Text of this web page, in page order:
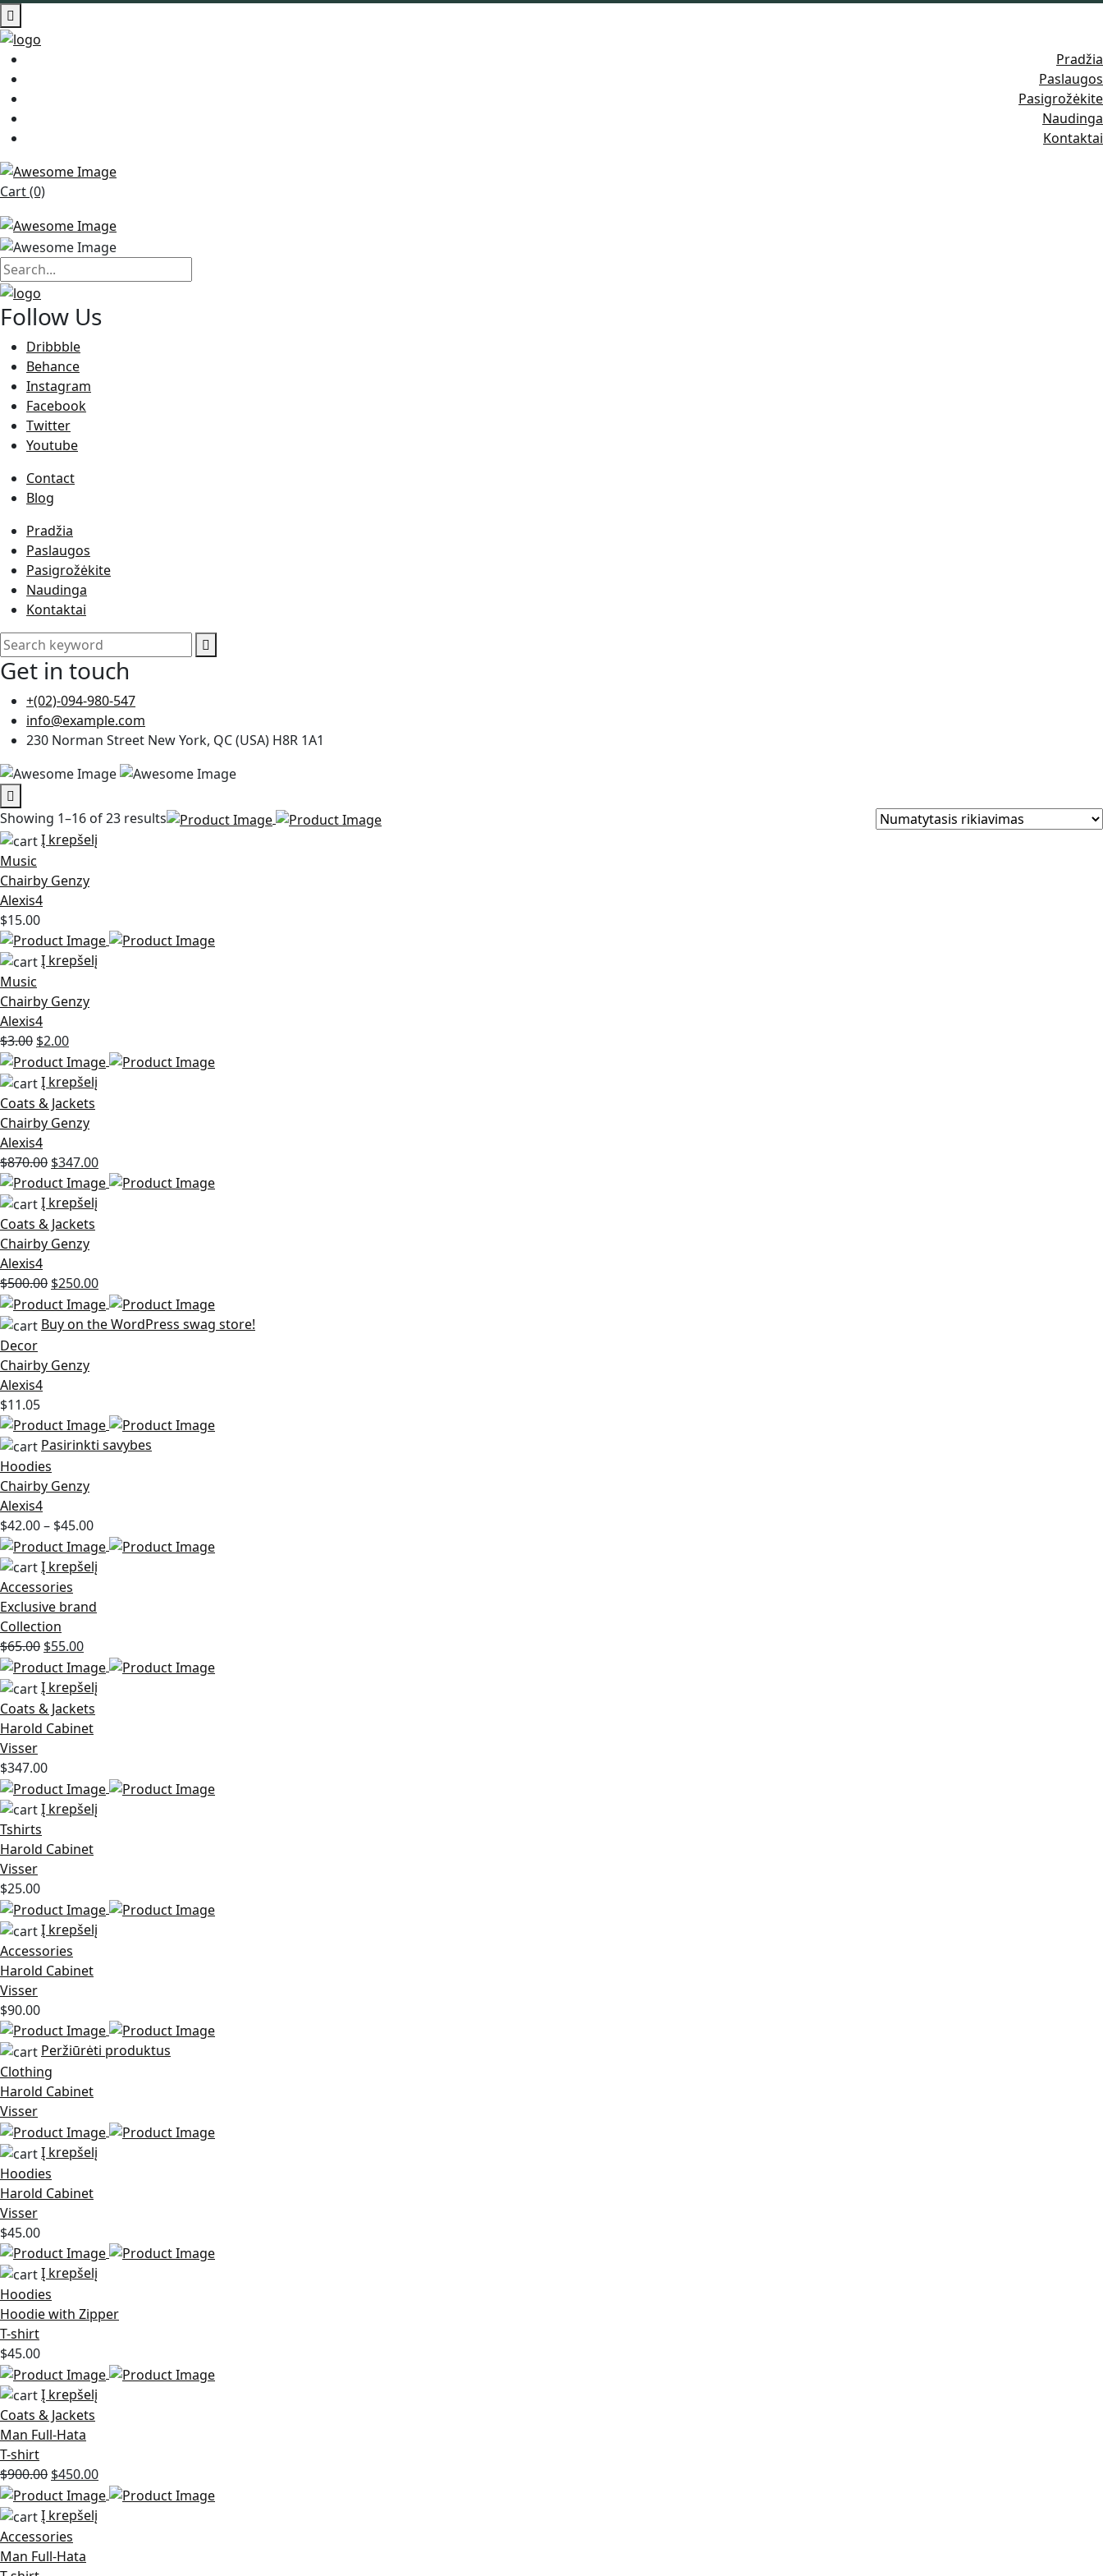
Pradžia
Paslaugos
Pasigrožėkite
Naudinga
Kontaktai
Cart (0)
Follow Us
Dribbble
Behance
Instagram
Facebook
Twitter
Youtube
Contact
Blog
Pradžia
Paslaugos
Pasigrožėkite
Naudinga
Kontaktai
Get in touch
+(02)-094-980-547
info@example.com
230 Norman Street New York, QC (USA) H8R 1A1
Showing 1–16 of 23 results
Į krepšelį
Music
Chairby Genzy
Alexis4
$15.00
Į krepšelį
Music
Chairby Genzy
Alexis4
$3.00 Original
price
was:
$3.00.
$2.00Current
price
is:
$2.00.
Į krepšelį
Coats & Jackets
Chairby Genzy
Alexis4
$870.00 Original
price
was:
$870.00.
$347.00Current
price
Į krepšelį
Coats & Jackets
Chairby Genzy
Alexis4
$500.00 Original
price
was:
$250.00Current
price
is:
Buy on the WordPress swag store!
Decor
Chairby Genzy
Alexis4
$11.05
Pasirinkti savybes
Hoodies
Chairby Genzy
Alexis4
$42.00– $45.00
Į krepšelį
Accessories
Exclusive brand
Collection
$65.00 Original
price
was:
$65.00.
$55.00Current
price
is:
$55.00.
Į krepšelį
Coats & Jackets
Harold Cabinet
Visser
$347.00
Į krepšelį
Tshirts
Harold Cabinet
Visser
$25.00
Į krepšelį
Accessories
Harold Cabinet
Visser
$90.00
Peržiūrėti produktus
Clothing
Harold Cabinet
Visser
Į krepšelį
Hoodies
Harold Cabinet
Visser
$45.00
Į krepšelį
Hoodies
Hoodie with Zipper
T-shirt
$45.00
Į krepšelį
Coats & Jackets
Man Full-Hata
T-shirt
$900.00 Original
price
was:
$900.00.
$450.00Current
price
Į krepšelį
Accessories
Man Full-Hata